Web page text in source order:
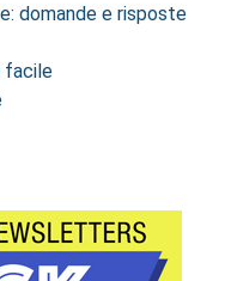
domande e risposte
facile